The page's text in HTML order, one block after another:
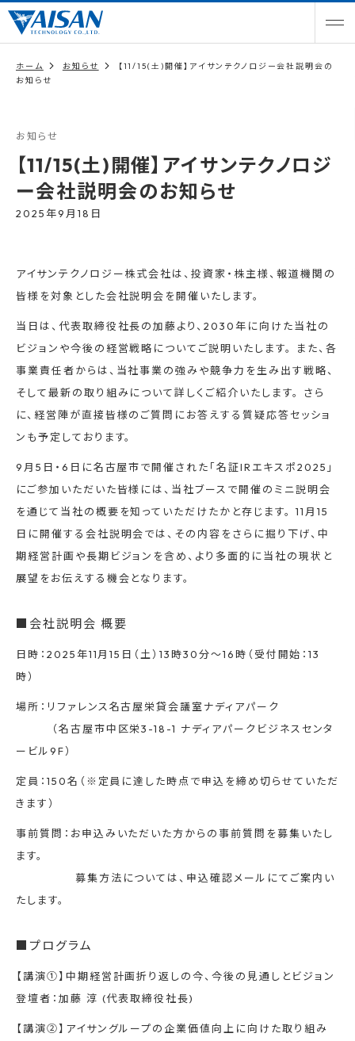
ホーム お知らせ
【11/15(土)開催】アイサンテクノロジー会社説明会の
お知らせ
お知らせ
【11/15(土)開催】アイサンテクノロジ
ー会社説明会のお知らせ
2025年9月18日
アイサンテクノロジー株式会社は、投資家・株主様、報道機関の
皆様を対象とした会社説明会を開催いたします。
当日は、代表取締役社長の加藤より、2030年に向けた当社の
ビジョンや今後の経営戦略についてご説明いたします。 また、各
事業責任者からは、当社事業の強みや競争力を生み出す戦略、
そして最新の取り組みについて詳しくご紹介いたします。 さら
に、経営陣が直接皆様のご質問にお答えする質疑応答セッショ
ンも予定しております。
9月5日・6日に名古屋市で開催された「名証IRエキスポ2025」
にご参加いただいた皆様には、当社ブースで開催のミニ説明会
を通じて当社の概要を知っていただけたかと存じます。 11月15
日に開催する会社説明会では、その内容をさらに掘り下げ、中
期経営計画や長期ビジョンを含め、より多面的に当社の現状と
展望をお伝えする機会となります。
■会社説明会 概要
日時：2025年11月15日（土）13時30分～16時（受付開始：13
時）
場所：リファレンス名古屋栄貸会議室ナディアパーク
（名古屋市中区栄3-18-1 ナディアパークビジネスセンタ
ービル9F）
定員：150名（※定員に達した時点で申込を締め切らせていただ
きます）
事前質問：お申込みいただいた方からの事前質問を募集いたし
ます。
募集方法については、申込確認メールにてご案内い
たします。
■プログラム
【講演①】中期経営計画折り返しの今、今後の見通しとビジョン
登壇者：加藤 淳 (代表取締役社長)
【講演②】アイサングループの企業価値向上に向けた取り組み